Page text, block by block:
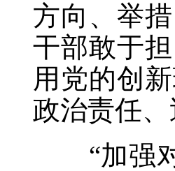
方向、举
干部敢于
用党的创
政治责任
“加强对